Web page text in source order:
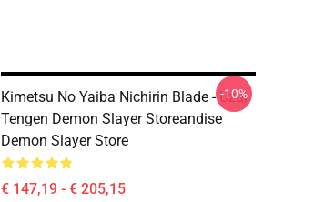
Kimetsu No Yaiba Nichirin Blade - Uzui
Tengen Demon Slayer Storeandise
Demon Slayer Store
€ 147,19 - € 205,15
-10%